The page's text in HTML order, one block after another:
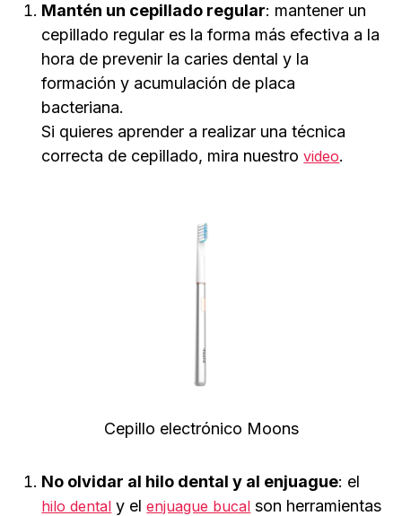
Mantén un cepillado regular: mantener un
cepillado regular es la forma más efectiva a la
hora de prevenir la caries dental y la
formación y acumulación de placa
bacteriana.
Si quieres aprender a realizar una técnica
correcta de cepillado, mira nuestrovideo.
Cepillo electrónico Moons
No olvidar al hilo dental y al enjuague: el
hilo dental y elenjuague bucal son herramientas